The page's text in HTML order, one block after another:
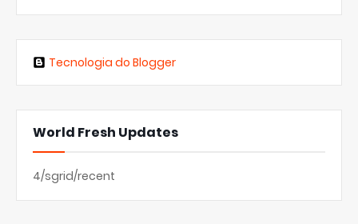
Tecnologia do Blogger
World Fresh Updates
4/sgrid/recent